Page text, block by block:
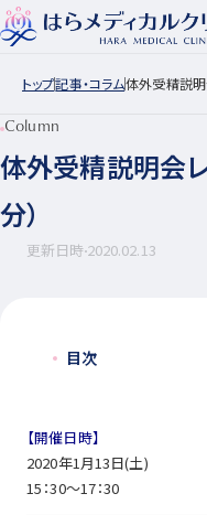
トップ記事・コラム体外受精説明
Column
体外受精説明会レ
分）
更新日時2020.02.13
目次
【開催日時】
2020年1月13日(土)
15：30～17：30